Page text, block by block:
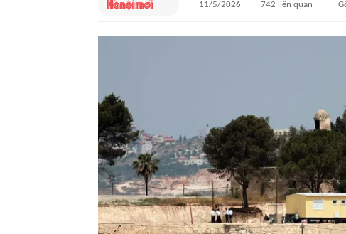
11/5/2026 742 liên quan